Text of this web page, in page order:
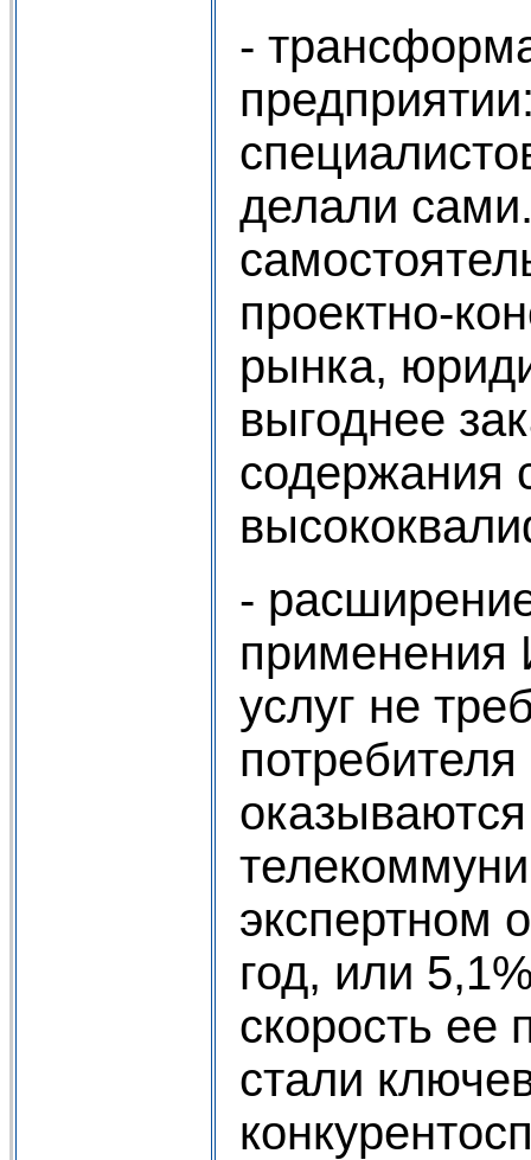
-
делали
проектно-
рынка,
выгоднее
содержания
-
применения
услуг не
экспертном
год, или
скорость ее
стали